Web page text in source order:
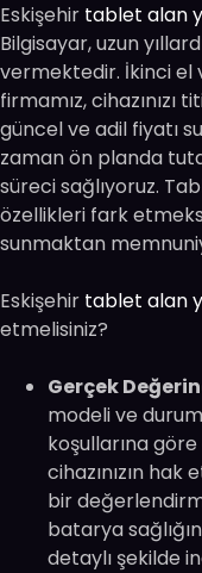
Eskişehir tablet alan
Bilgisayar, uzun
vermektedir. İkinci el
firmamız,
güncel ve adil fiyatı
zaman ön planda
süreci sağlıyoruz.
özellikleri fark
sunmaktan
Eskişehir tablet alan
etmelisiniz?
Gerçek
modeli ve
koşullarına
cihazınızın
bir
batarya
detaylı şekilde